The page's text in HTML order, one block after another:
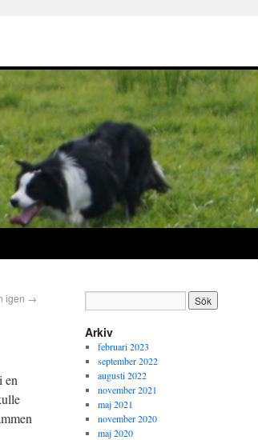
igen →
en
Arkiv
februari 2023
september 2022
augusti 2022
november 2021
maj 2021
november 2020
maj 2020